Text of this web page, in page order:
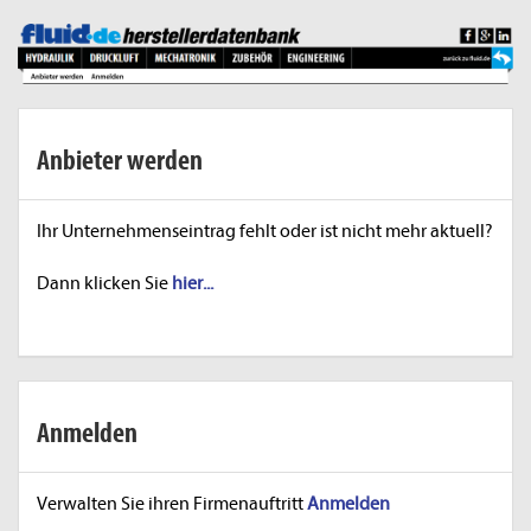
Anbieter werden
Ihr Unternehmenseintrag fehlt oder ist nicht mehr aktuell?
Dann klicken Sie hier...
Anmelden
Verwalten Sie ihren FirmenauftrittAnmelden